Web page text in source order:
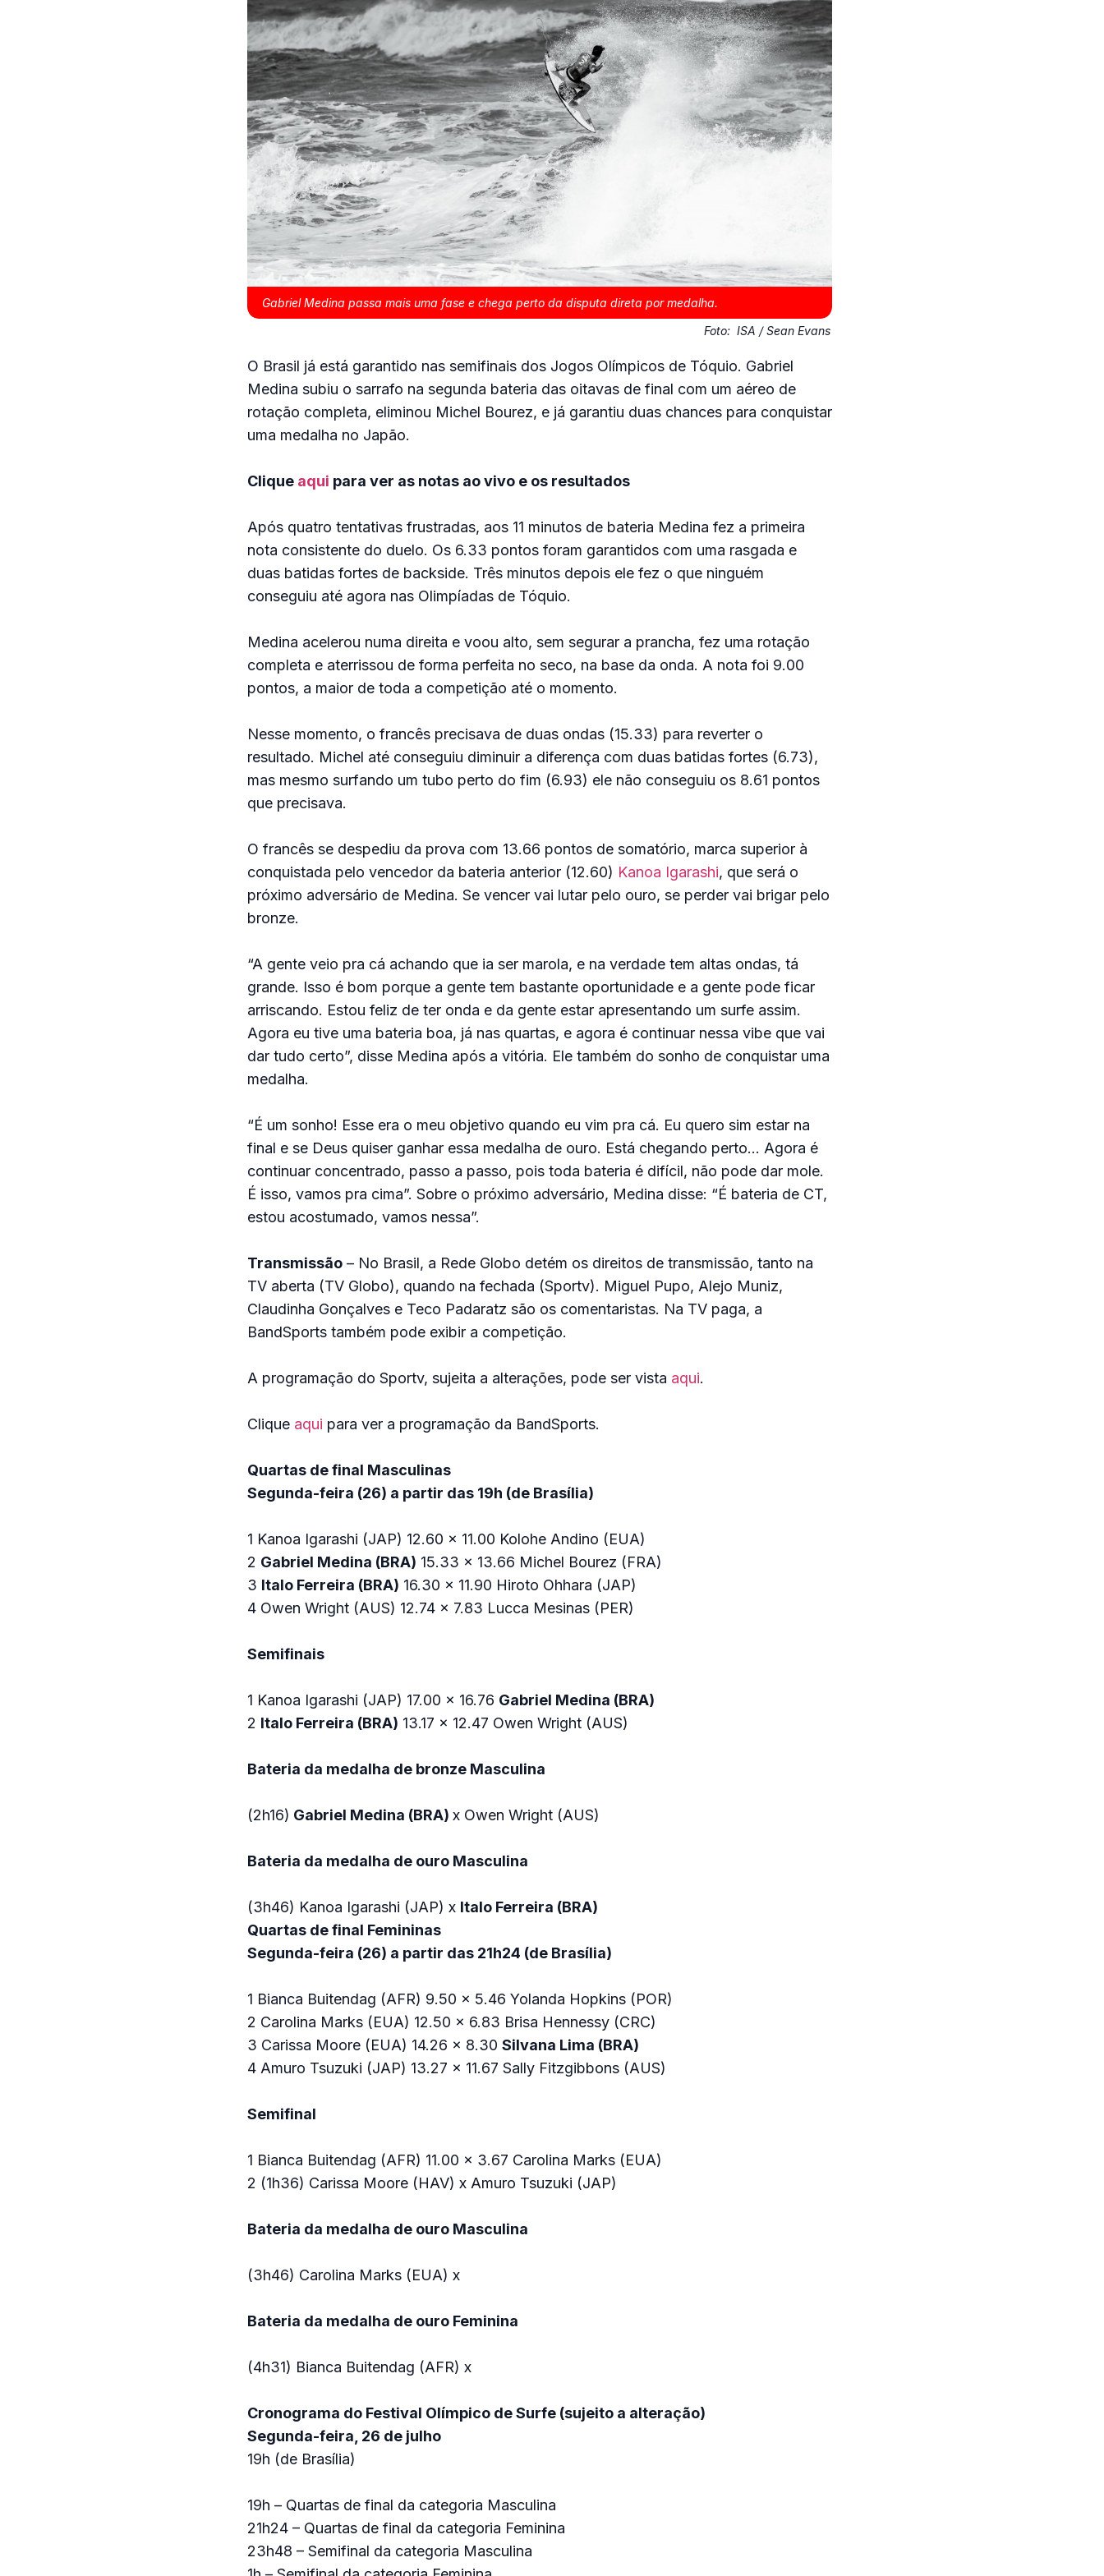
Gabriel Medina passa mais uma fase e chega perto da disputa direta por medalha.
Foto: ISA / Sean Evans
O Brasil já está garantido nas semifinais dos Jogos Olímpicos de Tóquio. Gabriel
Medina subiu o sarrafo na segunda bateria das oitavas de final com um aéreo de
rotação completa, eliminou Michel Bourez, e já garantiu duas chances para conquistar
uma medalha no Japão.
Clique aqui para ver as notas ao vivo e os resultados
Após quatro tentativas frustradas, aos 11 minutos de bateria Medina fez a primeira
nota consistente do duelo. Os 6.33 pontos foram garantidos com uma rasgada e
duas batidas fortes de backside. Três minutos depois ele fez o que ninguém
conseguiu até agora nas Olimpíadas de Tóquio.
Medina acelerou numa direita e voou alto, sem segurar a prancha, fez uma rotação
completa e aterrissou de forma perfeita no seco, na base da onda. A nota foi 9.00
pontos, a maior de toda a competição até o momento.
Nesse momento, o francês precisava de duas ondas (15.33) para reverter o
resultado. Michel até conseguiu diminuir a diferença com duas batidas fortes (6.73),
mas mesmo surfando um tubo perto do fim (6.93) ele não conseguiu os 8.61 pontos
que precisava.
O francês se despediu da prova com 13.66 pontos de somatório, marca superior à
conquistada pelo vencedor da bateria anterior (12.60) Kanoa Igarashi, que será o
próximo adversário de Medina. Se vencer vai lutar pelo ouro, se perder vai brigar pelo
bronze.
“A gente veio pra cá achando que ia ser marola, e na verdade tem altas ondas, tá
grande. Isso é bom porque a gente tem bastante oportunidade e a gente pode ficar
arriscando. Estou feliz de ter onda e da gente estar apresentando um surfe assim.
Agora eu tive uma bateria boa, já nas quartas, e agora é continuar nessa vibe que vai
dar tudo certo”, disse Medina após a vitória. Ele também do sonho de conquistar uma
medalha.
“É um sonho! Esse era o meu objetivo quando eu vim pra cá. Eu quero sim estar na
final e se Deus quiser ganhar essa medalha de ouro. Está chegando perto… Agora é
continuar concentrado, passo a passo, pois toda bateria é difícil, não pode dar mole.
É isso, vamos pra cima”. Sobre o próximo adversário, Medina disse: “É bateria de CT,
estou acostumado, vamos nessa”.
Transmissão– No Brasil, a Rede Globo detém os direitos de transmissão, tanto na
TV aberta (TV Globo), quando na fechada (Sportv). Miguel Pupo, Alejo Muniz,
Claudinha Gonçalves e Teco Padaratz são os comentaristas. Na TV paga, a
BandSports também pode exibir a competição.
A programação do Sportv, sujeita a alterações, pode ser vista aqui.
Clique aqui para ver a programação da BandSports.
Quartas de final Masculinas
Segunda-feira (26) a partir das 19h (de Brasília)
1 Kanoa Igarashi (JAP) 12.60 x 11.00 Kolohe Andino (EUA)
2 Gabriel Medina (BRA) 15.33 x 13.66 Michel Bourez (FRA)
3 Italo Ferreira (BRA) 16.30 x 11.90 Hiroto Ohhara (JAP)
4 Owen Wright (AUS) 12.74 x 7.83 Lucca Mesinas (PER)
Semifinais
1 Kanoa Igarashi (JAP) 17.00 x 16.76 Gabriel Medina (BRA)
2 Italo Ferreira (BRA) 13.17 x 12.47 Owen Wright (AUS)
Bateria da medalha de bronze Masculina
(2h16) Gabriel Medina (BRA) x Owen Wright (AUS)
Bateria da medalha de ouro Masculina
(3h46) Kanoa Igarashi (JAP) x Italo Ferreira (BRA)
Quartas de final Femininas
Segunda-feira (26) a partir das 21h24 (de Brasília)
1 Bianca Buitendag (AFR) 9.50 x 5.46 Yolanda Hopkins (POR)
2 Carolina Marks (EUA) 12.50 x 6.83 Brisa Hennessy (CRC)
3 Carissa Moore (EUA) 14.26 x 8.30 Silvana Lima (BRA)
4 Amuro Tsuzuki (JAP) 13.27 x 11.67 Sally Fitzgibbons (AUS)
Semifinal
1 Bianca Buitendag (AFR) 11.00 x 3.67 Carolina Marks (EUA)
2 (1h36) Carissa Moore (HAV) x Amuro Tsuzuki (JAP)
Bateria da medalha de ouro Masculina
(3h46) Carolina Marks (EUA) x
Bateria da medalha de ouro Feminina
(4h31) Bianca Buitendag (AFR) x
Cronograma do Festival Olímpico de Surfe (sujeito a alteração)
Segunda-feira, 26 de julho
19h (de Brasília)
19h – Quartas de final da categoria Masculina
21h24 – Quartas de final da categoria Feminina
23h48 – Semifinal da categoria Masculina